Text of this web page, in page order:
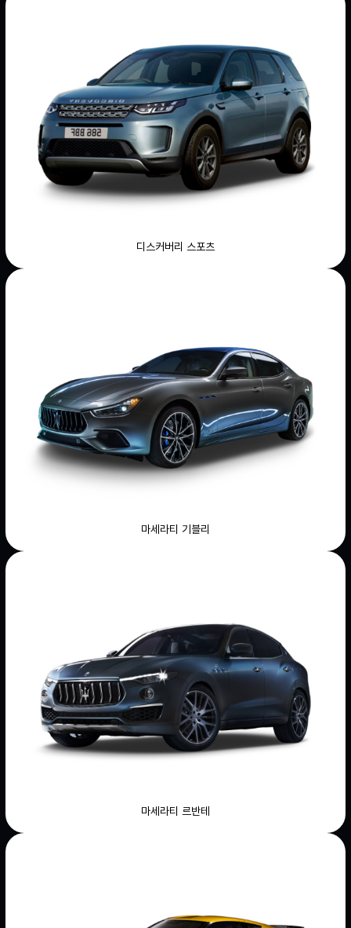
디스커버리 스포츠
마세라티 기블리
마세라티 르반테